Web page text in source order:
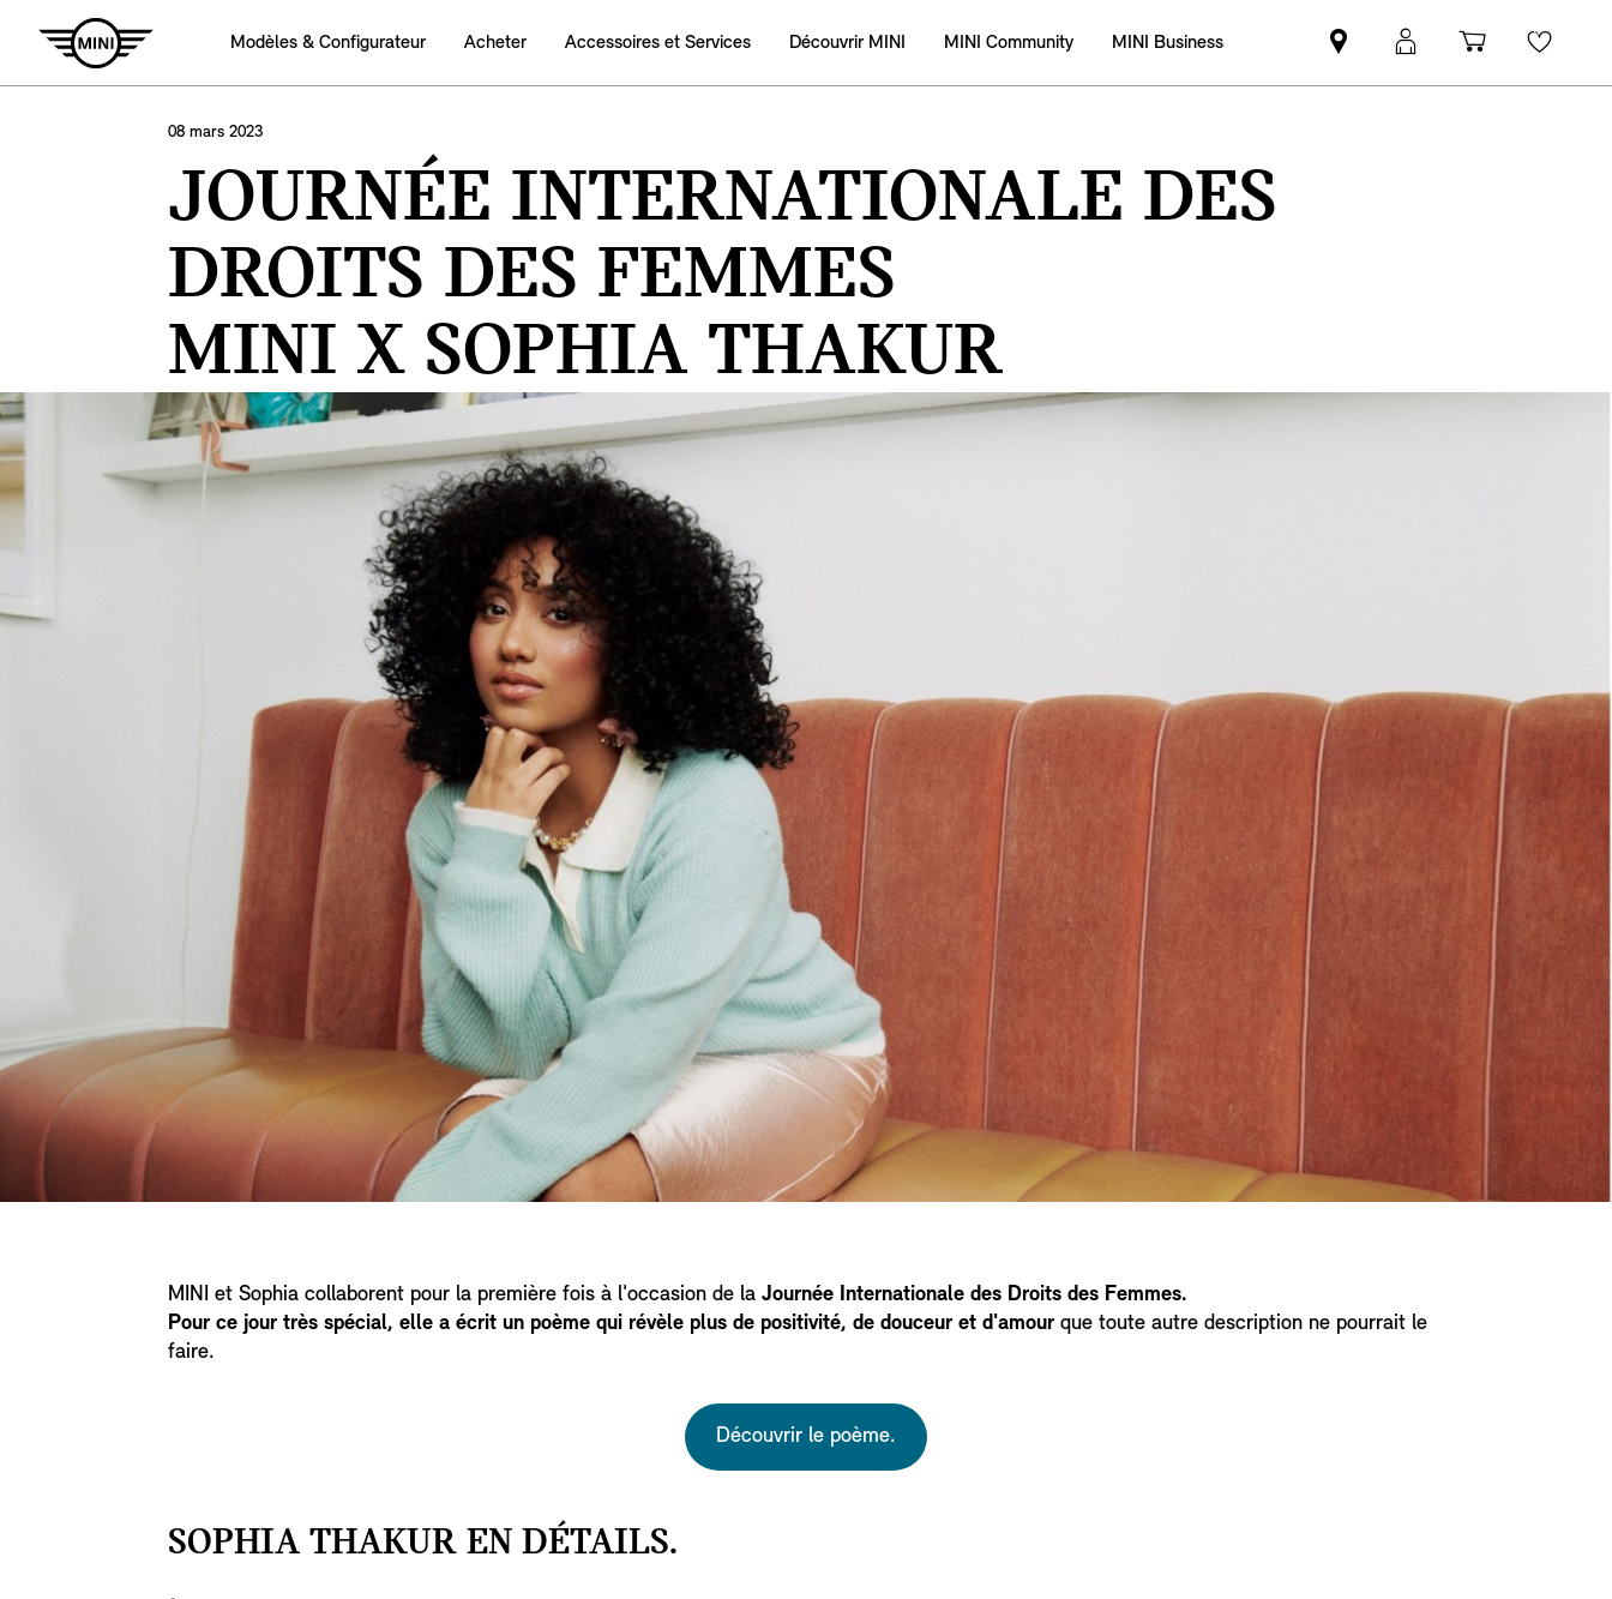
Modèles & Configurateur Acheter Accessoires et Services Découvrir MINI MINI Community MINI Business
Trouver
un
Connexion
MyMINI
Panier
08 mars 2023
JOURNÉE INTERNATIONALE DES
DROITS DES FEMMES
MINI X SOPHIA THAKUR
MINI et Sophia collaborent pour la première fois à l'occasion de la Journée Internationale des Droits des Femmes.
Pour ce jour très spécial, elle a écrit un poème qui révèle plus de positivité, de douceur et d'amour que toute autre description ne pourrait le
faire.
Découvrir le poème.
SOPHIA THAKUR EN DÉTAILS.